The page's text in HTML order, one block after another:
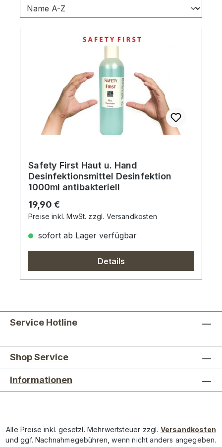
Safety First Haut u. Hand
Desinfektionsmittel Desinfektion
1000ml antibakteriell
Regulärer Preis:
19,90 €
Preise inkl. MwSt. zzgl. Versandkosten
sofort ab Lager verfügbar
Details
Service Hotline
Shop Service
Informationen
Alle Preise inkl. gesetzl. Mehrwertsteuer zzgl. Versandkosten
und ggf. Nachnahmegebühren, wenn nicht anders angegeben.